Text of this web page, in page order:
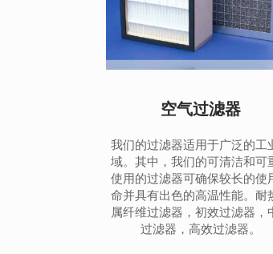
空气过滤器
我们的过滤器适用于广泛的工
域。其中，我们的可清洁和可
使用的过滤器可确保较长的使
命并具有出色的高温性能。耐
属纤维过滤器，初效过滤器，
过滤器，高效过滤器。